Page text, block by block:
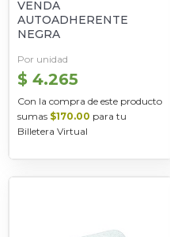
VENDA
AUTOADHERENTE
NEGRA
Por unidad
$ 4.265
Con la compra de este producto
sumas $170.00 para tu
Billetera Virtual